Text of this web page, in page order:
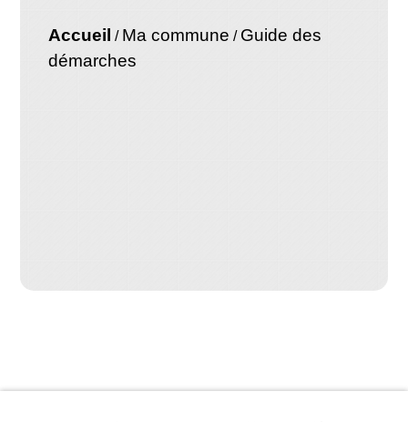
Accueil / Ma commune / Guide des
démarches